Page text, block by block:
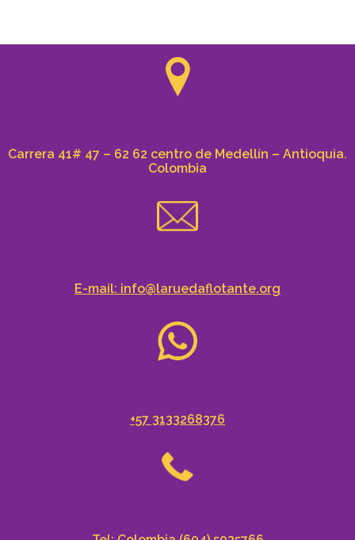
Carrera 41# 47 – 62 62 centro de Medellín – Antioquia.
Colombia
E-mail: info@laruedaflotante.org
+57 3133268376